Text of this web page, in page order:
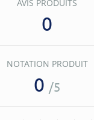
AVIS PRODUITS
0
NOTATION PRODUIT
0 /5